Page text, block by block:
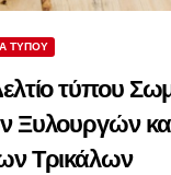
ΤΎΠΟΥ
τύπου
Ξυλουργών
Τρικάλων